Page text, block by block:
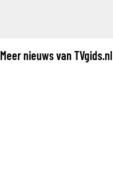
Meer nieuws van TVgids.nl